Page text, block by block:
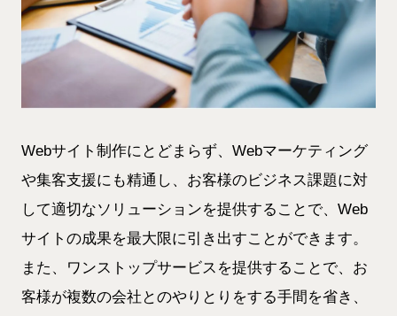
Webサイト制作にとどまらず、Webマーケティング
や集客支援にも精通し、お客様のビジネス課題に対
して適切なソリューションを提供することで、Web
サイトの成果を最大限に引き出すことができます。
また、ワンストップサービスを提供することで、お
客様が複数の会社とのやりとりをする手間を省き、